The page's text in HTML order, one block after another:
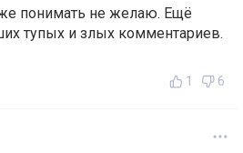
понимать не желаю. Ещё
тупых и злых комментариев.
1 6